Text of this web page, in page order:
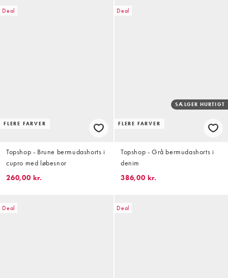
Deal
FLERE FARVER
Topshop - Brune bermudashorts i
cupro med løbesnor
260,00 kr.
Deal
FLERE FARVER
SÆLGER HURTIGT
Topshop - Grå bermudashorts i
denim
386,00 kr.
Deal Deal